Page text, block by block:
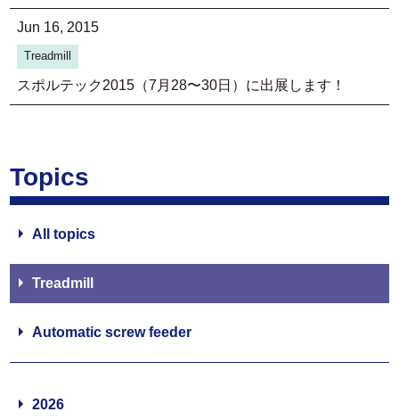
Jun 16, 2015
Treadmill
スポルテック2015（7月28〜30日）に出展します！
Topics
All topics
Treadmill
Automatic screw feeder
2026